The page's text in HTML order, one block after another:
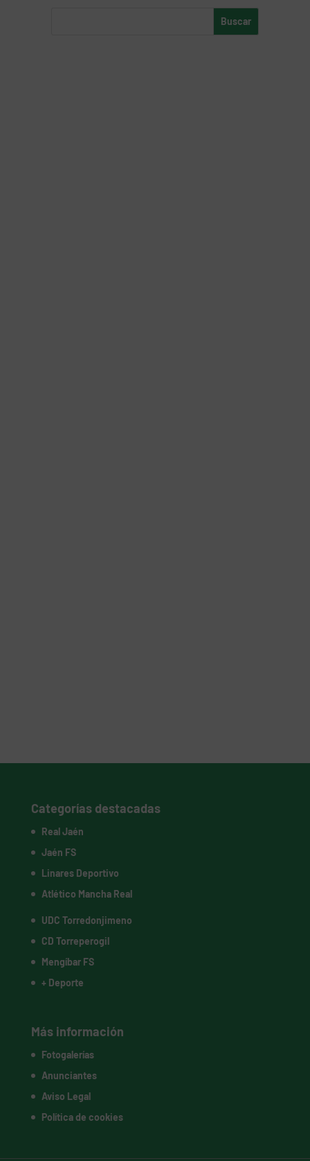
Categorías destacadas
Real Jaén
Jaén FS
Linares Deportivo
Atlético Mancha Real
UDC Torredonjimeno
CD Torreperogil
Mengíbar FS
+ Deporte
Más información
Fotogalerías
Anunciantes
Aviso Legal
Política de cookies